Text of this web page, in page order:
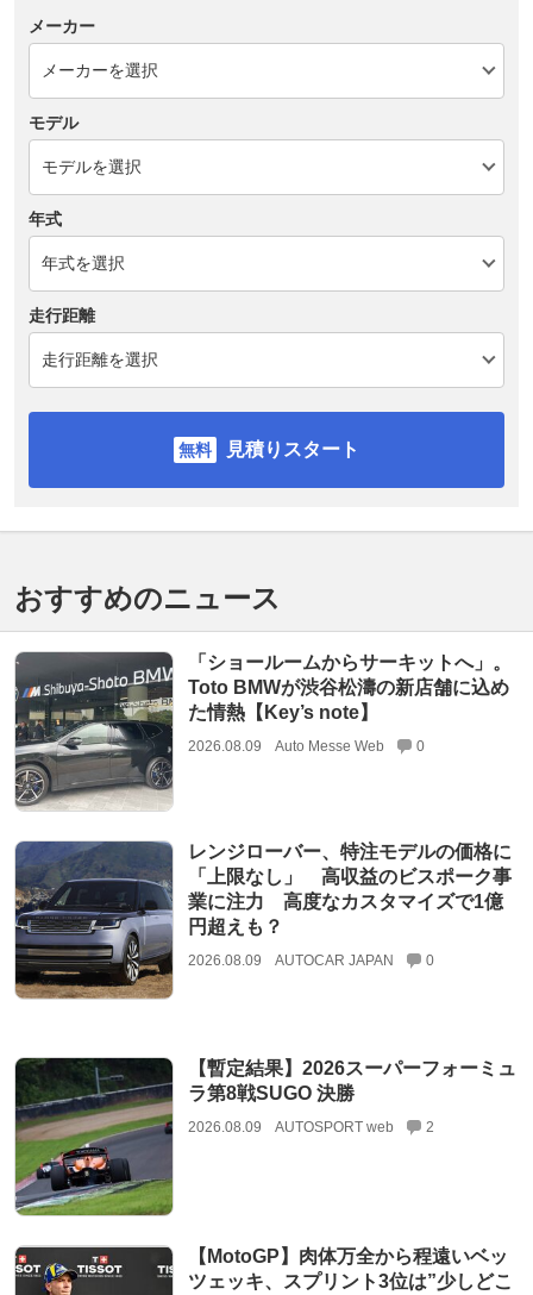
メーカー
モデル
年式
走行距離
見積りスタート
おすすめのニュース
「ショールームからサーキットへ」。
Toto BMWが渋谷松濤の新店舗に込め
た情熱【Key’s note】
2026.08.09 Auto Messe Web 0
レンジローバー、特注モデルの価格に
「上限なし」 高収益のビスポーク事
業に注力 高度なカスタマイズで1億
円超えも？
2026.08.09 AUTOCAR JAPAN 0
【暫定結果】2026スーパーフォーミュ
ラ第8戦SUGO 決勝
2026.08.09 AUTOSPORT web 2
【MotoGP】肉体万全から程遠いベッ
ツェッキ、スプリント3位は”少しどこ